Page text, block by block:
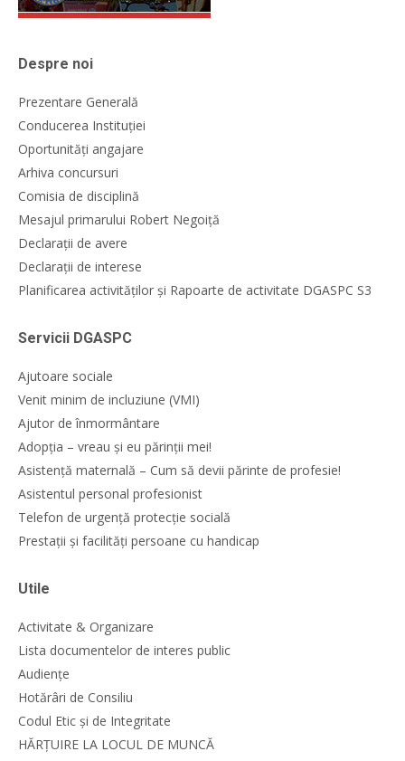
Despre noi
Prezentare Generală
Conducerea Instituției
Oportunități angajare
Arhiva concursuri
Comisia de disciplină
Mesajul primarului Robert Negoiță
Declarații de avere
Declarații de interese
Planificarea activităților și Rapoarte de activitate DGASPC S3
Servicii DGASPC
Ajutoare sociale
Venit minim de incluziune (VMI)
Ajutor de înmormântare
Adopția – vreau și eu părinții mei!
Asistență maternală – Cum să devii părinte de profesie!
Asistentul personal profesionist
Telefon de urgență protecție socială
Prestații și facilități persoane cu handicap
Utile
Activitate & Organizare
Lista documentelor de interes public
Audiențe
Hotărâri de Consiliu
Codul Etic și de Integritate
HĂRȚUIRE LA LOCUL DE MUNCĂ